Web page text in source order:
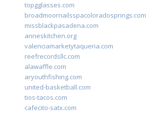
topgglasses.com
broadmoornailsspacoloradosprings.com
missblackpasadena.com
anneskitchen.org
valenciamarketytaqueria.com
reefrecordsllc.com
alawaffle.com
aryouthfishing.com
united-basketball.com
tios-tacos.com
cafecito-satx.com